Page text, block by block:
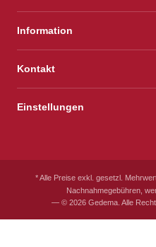
Information
Kontakt
Einstellungen
* Alle Preise exkl. gesetzl.
Nachnahmegebühren,
— © 2026 Gedema. Alle